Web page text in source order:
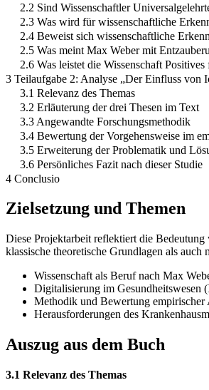
2.2 Sind Wissenschaftler
2.3 Was wird für wissenschaftliche
2.4 Beweist sich wissenschaftliche
2.5 Was meint Max Weber mit
2.6 Was leistet die Wissenschaft
3 Teilaufgabe 2: Analyse „Der Einfluss von
3.1 Relevanz des Themas
3.2 Erläuterung der drei Thesen im Text
3.3 Angewandte Forschungsmethodik
3.4 Bewertung der Vorgehensweise im
3.5 Erweiterung der Problematik und
3.6 Persönliches Fazit nach dieser Studie
4 Conclusio
Zielsetzung und Themen
Diese Projektarbeit reflektiert die
klassische theoretische Grundlagen als
Wissenschaft als Beruf nach Max
Digitalisierung im
Methodik und Bewertung empirischer
Herausforderungen des
Auszug aus dem Buch
3.1 Relevanz des Themas